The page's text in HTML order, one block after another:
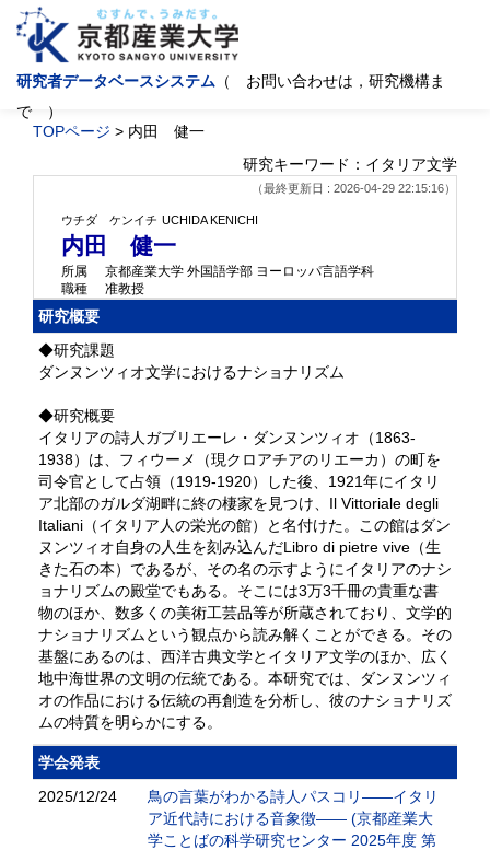
研究者データベースシステム （ お問い合わせは，研究機構ま
で ）
TOPページ > 内田 健一
研究キーワード：イタリア文学
（最終更新日 : 2026-04-29 22:15:16）
ウチダ ケンイチ UCHIDA KENICHI
内田 健一
所属
京都産業大学 外国語学部 ヨーロッパ言語学科
職種
准教授
研究概要
◆研究課題
ダンヌンツィオ文学におけるナショナリズム
◆研究概要
イタリアの詩人ガブリエーレ・ダンヌンツィオ（1863-
1938）は、フィウーメ（現クロアチアのリエーカ）の町を
司令官として占領（1919-1920）した後、1921年にイタリ
ア北部のガルダ湖畔に終の棲家を見つけ、Il Vittoriale degli
Italiani（イタリア人の栄光の館）と名付けた。この館はダン
ヌンツィオ自身の人生を刻み込んだLibro di pietre vive（生
きた石の本）であるが、その名の示すようにイタリアのナシ
ョナリズムの殿堂でもある。そこには3万3千冊の貴重な書
物のほか、数多くの美術工芸品等が所蔵されており、文学的
ナショナリズムという観点から読み解くことができる。その
基盤にあるのは、西洋古典文学とイタリア文学のほか、広く
地中海世界の文明の伝統である。本研究では、ダンヌンツィ
オの作品における伝統の再創造を分析し、彼のナショナリズ
ムの特質を明らかにする。
学会発表
2025/12/24
鳥の言葉がわかる詩人パスコリ——イタリ
ア近代詩における音象徴—— (京都産業大
学ことばの科学研究センター 2025年度 第